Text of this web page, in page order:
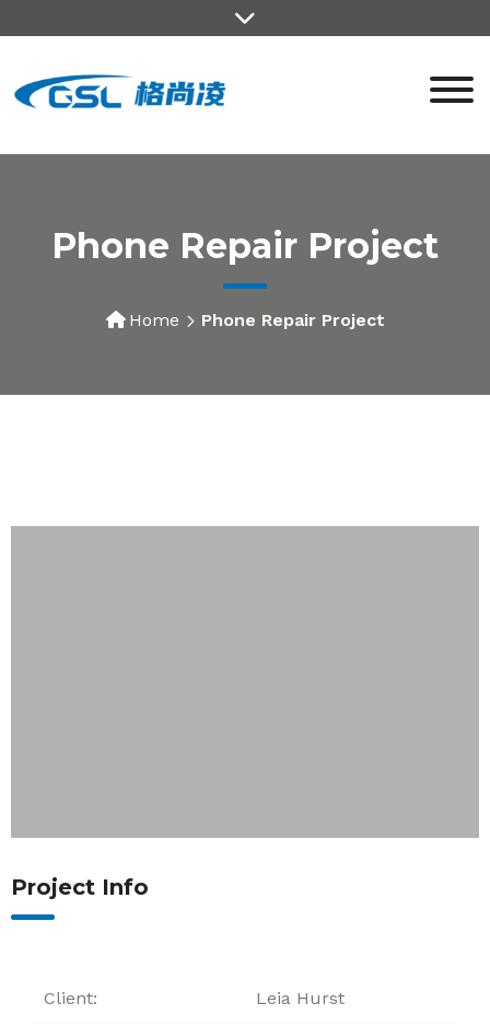
Phone Repair Project
Home Phone Repair Project
Project Info
Client: Leia Hurst